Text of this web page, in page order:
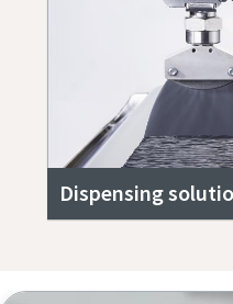
Dispensing